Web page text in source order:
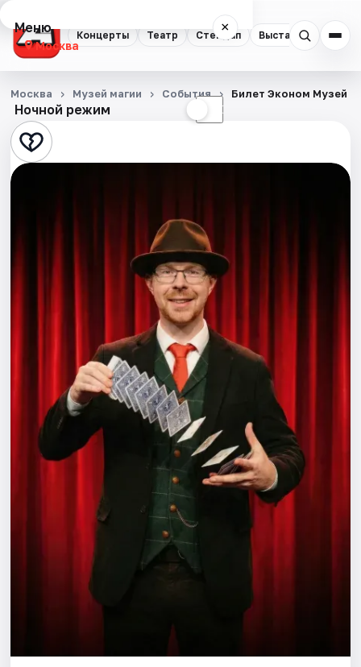
Концерты Театр Стендап Выставки
Меню ×
Москва
Концерты
Театр
Стендап
Города
Ночной режим ☾
Москва Музей магии События Билет Эконом Музей